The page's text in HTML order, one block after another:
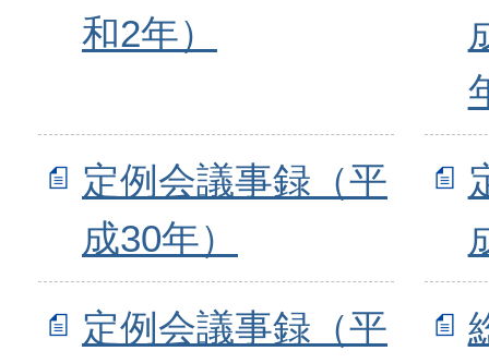
和2年）
定例会議事録（平
成30年）
定例会議事録（平